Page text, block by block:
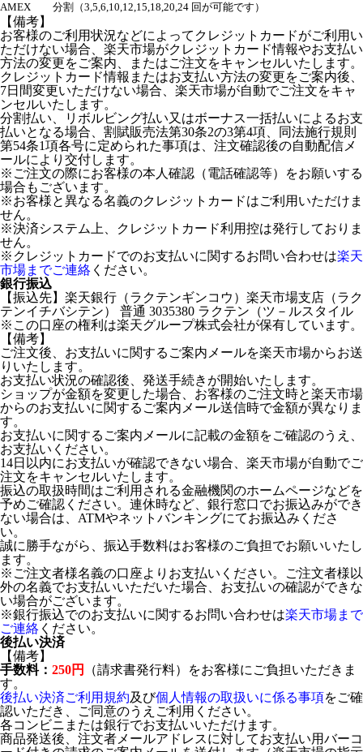
AMEX
分割（3,5,6,10,12,15,18,20,24 回が可能です）
【備考】
お客様のご利用状況などによってクレジットカードがご利用い
ただけない場合、楽天市場がクレジットカード情報やお支払い
方法の変更をご案内、またはご注文をキャンセルいたします。
クレジットカード情報またはお支払い方法の変更をご案内後、
7日間変更いただけない場合、楽天市場が自動でご注文をキャ
ンセルいたします。
分割払い、リボルビング払い又はボーナス一括払いによるお支
払いとなる場合、割賦販売法第30条2の3第4項、同法施行規則
第54条1項各号に定められた事項は、注文確認後の自動配信メ
ールにより交付します。
※ご注文の際にお客様の本人確認（電話確認等）をお願いする
場合もございます。
※お客様と異なる名義のクレジットカードはご利用いただけま
せん。
※決済システム上、クレジットカード利用控は発行しておりま
せん。
※クレジットカードでのお支払いに関するお問い合わせは楽天
市場までご連絡 ください。
銀行振込
【振込先】楽天銀行（ラクテンギンコウ）楽天市場支店（ラク
テンイチバシテン） 普通 3035380 ラクテン（ツ－ルスタイル
※この口座の権利は楽天グループ株式会社が保有しています。
【備考】
ご注文後、お支払いに関するご案内メールを楽天市場からお送
りいたします。
お支払い状況の確認後、発送手続きが開始いたします。
ショップが金額を変更した場合、お客様のご注文時と楽天市場
からのお支払いに関するご案内メール送信時で金額が異なりま
す。
お支払いに関するご案内メールに記載の金額をご確認のうえ、
お支払いください。
14日以内にお支払いが確認できない場合、楽天市場が自動でご
注文をキャンセルいたします。
振込の取扱時間はご利用される金融機関のホームページなどを
予めご確認ください。連休時など、銀行窓口でお振込みができ
ない場合は、ATMやネットバンキングにてお振込みくださ
い。
誠に勝手ながら、振込手数料はお客様のご負担でお願いいたし
ます。
※ご注文者様名義の口座よりお支払いください。ご注文者様以
外の名義でお支払いいただいた場合、お支払いの確認ができな
い場合がございます。
※銀行振込でのお支払いに関するお問い合わせは楽天市場まで
ご連絡 ください。
後払い決済
【備考】
手数料： 250円
（請求書発行料）をお客様にご負担いただきま
す。
後払い決済ご利用規約及び個人情報の取扱いに係る事項をご確
認いただき、ご同意のうえご利用ください。
各コンビニまたは銀行でお支払いいただけます。
商品発送後、注文者メールアドレスに対してお支払い用バーコ